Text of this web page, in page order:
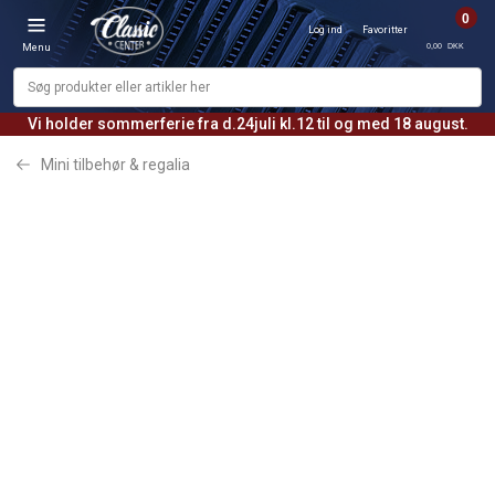
Vi holder sommerferie fra d.24juli kl.12 til og med 18 august.
Menu
Log ind Favoritter
0
0,00 DKK
Mini tilbehør & regalia